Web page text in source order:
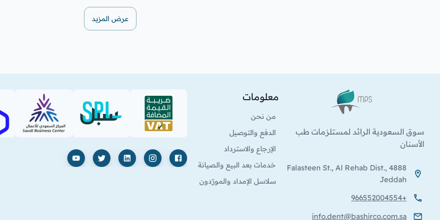
عرض المزيد
الشعار
سوق السعودية الرائد لمستلزمات طب
الأسنان
4888 Falasteen St., Al Rehab Dist.,
Jeddah
+966552004554
info.dent@bashirco.com.sa
معلومات
من نحن
الدفع والتوصيل
الإرجاع والاسترداد
خدمات بعد البيع والصيانة
سلاسل الإمداد والمورّدون
VAT (PDF)
SPL (PDF)
SBC
فيسبوكإنستغراملينكدإن X يوتيوب